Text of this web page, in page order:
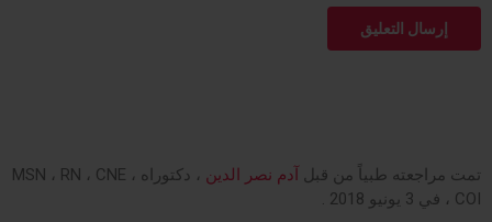
تمت مراجعته طبياً من قبل آدم نصر الدين
، دكتوراه ، MSN ، RN ، CNE
، COI في 3 يونيو 2018 .